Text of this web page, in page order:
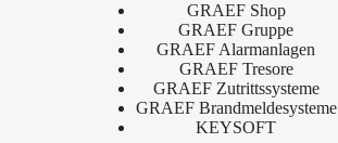
GRAEF Shop
GRAEF Gruppe
GRAEF Alarmanlagen
GRAEF Tresore
GRAEF Zutrittssysteme
GRAEF Brandmeldesysteme
KEYSOFT